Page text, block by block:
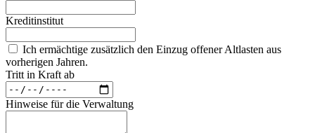
Kreditinstitut
Ich ermächtige zusätzlich den Einzug offener Altlasten aus
vorherigen Jahren.
Tritt in Kraft ab
Hinweise für die Verwaltung